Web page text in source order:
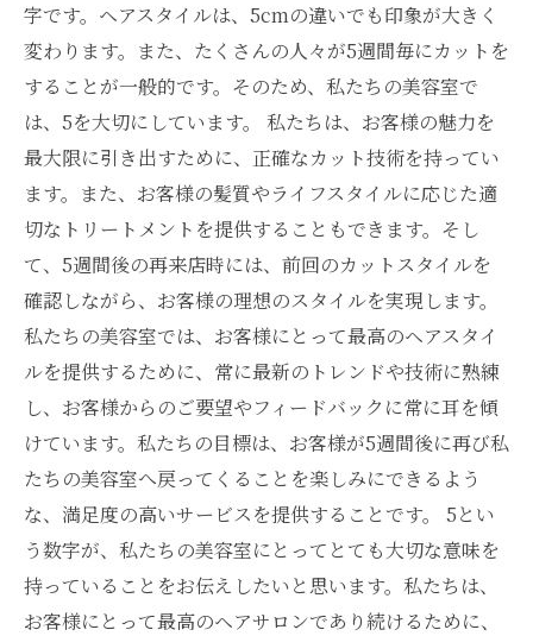
字です。ヘアスタイルは、5cmの違いでも印象が大きく
変わります。また、たくさんの人々が5週間毎にカットを
することが一般的です。そのため、私たちの美容室で
は、5を大切にしています。 私たちは、お客様の魅力を
最大限に引き出すために、正確なカット技術を持ってい
ます。また、お客様の髪質やライフスタイルに応じた適
切なトリートメントを提供することもできます。そし
て、5週間後の再来店時には、前回のカットスタイルを
確認しながら、お客様の理想のスタイルを実現します。
私たちの美容室では、お客様にとって最高のヘアスタイ
ルを提供するために、常に最新のトレンドや技術に熟練
し、お客様からのご要望やフィードバックに常に耳を傾
けています。私たちの目標は、お客様が5週間後に再び私
たちの美容室へ戻ってくることを楽しみにできるよう
な、満足度の高いサービスを提供することです。 5とい
う数字が、私たちの美容室にとってとても大切な意味を
持っていることをお伝えしたいと思います。私たちは、
お客様にとって最高のヘアサロンであり続けるために、